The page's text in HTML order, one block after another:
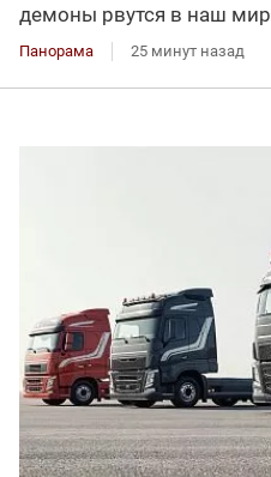
демоны рвутся в наш мир
Панорама 25 минут назад